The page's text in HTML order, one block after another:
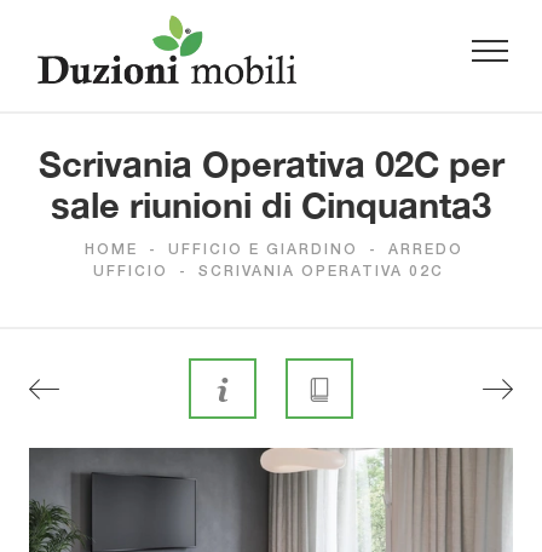
Scrivania Operativa 02C per
sale riunioni di Cinquanta3
HOME - UFFICIO E GIARDINO -
ARREDO
UFFICIO
- SCRIVANIA OPERATIVA 02C